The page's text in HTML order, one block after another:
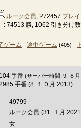
ルーク会員, 272457 ブレ
74513 勝, 1062 引き分け
ゲーム 途中ゲーム (405)
手番 (サーバー時間: 9. ８
手番 (8. １０月 2013)
49799
ルーク会員 (31. １月
女